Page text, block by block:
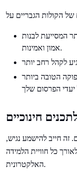
המסייעת לבנות
אמון ואמינות.
הטובה ביותר
חינוכיים
זה חייב להישמע נגיש,
כל חוויית הלמידה
האלקטרונית.